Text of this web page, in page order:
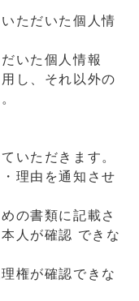
ただいた個人情
いた個人情報
し、それ以外の
いただきます。
理由を通知させ
の書類に記載さ
人が確認 できな
権が確認できな